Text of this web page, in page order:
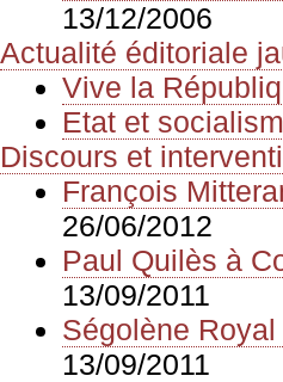
13/12/2006
Actualité éditoriale
Vive la
Etat et
Discours et
François
26/06/2012
Paul Quilès à
13/09/2011
Ségolène
13/09/2011